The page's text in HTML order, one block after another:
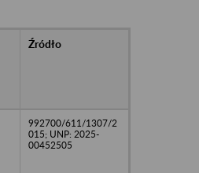
Źródło
992700/611/1307/2
015; UNP: 2025-
00452505